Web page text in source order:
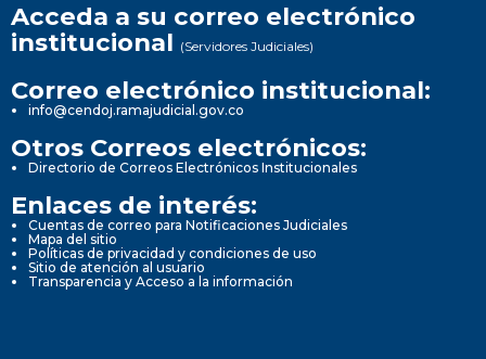
Acceda a su correo electrónico
institucional (Servidores Judiciales)
Correo electrónico institucional:
info@cendoj.ramajudicial.gov.co
Otros Correos electrónicos:
Directorio de Correos Electrónicos Institucionales
Enlaces de interés:
Cuentas de correo para Notificaciones Judiciales
Mapa del sitio
Políticas de privacidad y condiciones de uso
Sitio de atención al usuario
Transparencia y Acceso a la información